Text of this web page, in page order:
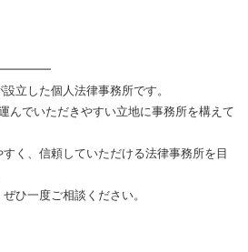
立した個人法律事務所です。
んでいただきやすい立地に事務所を構えて
く、信頼していただける法律事務所を目
ひ一度ご相談ください。